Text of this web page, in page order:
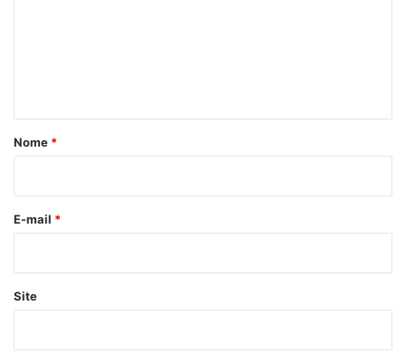
r
*
Nome *
E-mail *
Site